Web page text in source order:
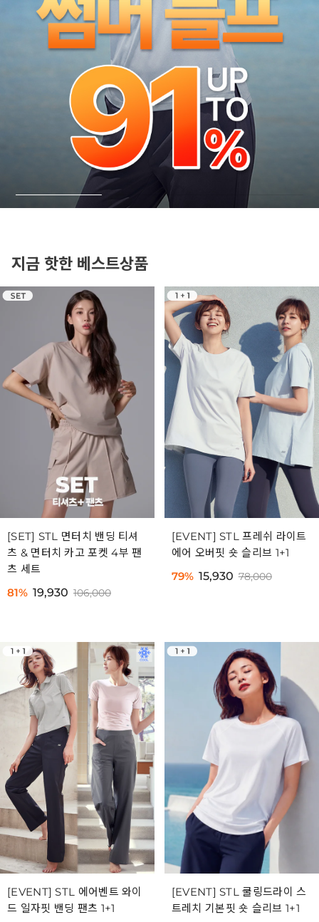
더운 여름에도 편하게
매치업 카고 하프 팬츠
지금 핫한 베스트상품
[SET] STL 면터치 밴딩 티셔
츠 & 면터치 카고 포켓 4부 팬
츠 세트
81% 19,930 106,000
[EVENT] STL 프레쉬 라이트
에어 오버핏 숏 슬리브 1+1
79% 15,930 78,000
[EVENT] STL 에어벤트 와이
드 일자핏 밴딩 팬츠 1+1
[EVENT] STL 쿨링드라이 스
트레치 기본핏 숏 슬리브 1+1